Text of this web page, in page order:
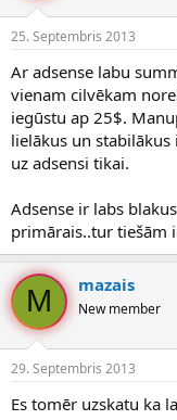
25. Septembris 2013
Ar adsense labu
vienam cilvēkam
iegūstu ap 25$.
lielākus un
uz adsensi tikai.
Adsense ir labs
primārais..tur tiešām
M mazais
New member
29. Septembris 2013
Es tomēr uzskatu ka